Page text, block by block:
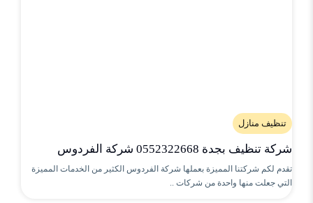
تنظيف منازل
شركة تنظيف بجدة 0552322668 شركة الفردوس
تقدم لكم شركتنا المميزة بعملها شركة الفردوس الكثير من الخدمات المميزة
التي جعلت منها واحدة من شركات ..